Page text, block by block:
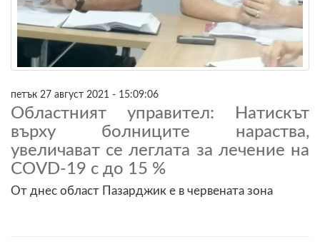
петък 27 август 2021 - 15:09:06
Областният управител: Натискът
върху болниците нараства,
увеличават се леглата за лечение на
COVD-19 с до 15 %
От днес област Пазарджик е в червената зона